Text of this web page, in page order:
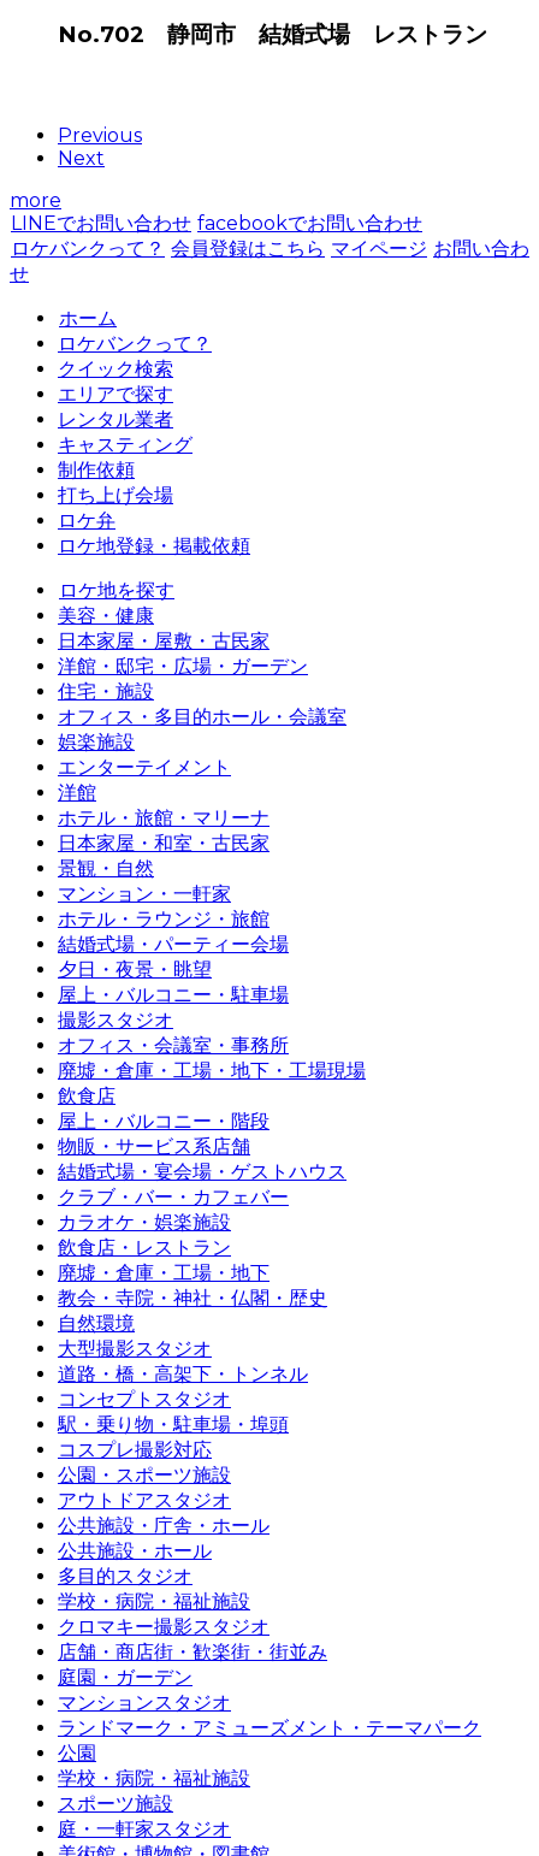
No.702 静岡市 結婚式場 レストラン
Previous
Next
more
LINEでお問い合わせ facebookでお問い合わせ
ロケバンクって？ 会員登録はこちら マイページ お問い合わ
せ
ホーム
ロケバンクって？
クイック検索
エリアで探す
レンタル業者
キャスティング
制作依頼
打ち上げ会場
ロケ弁
ロケ地登録・掲載依頼
ロケ地を探す
美容・健康
日本家屋・屋敷・古民家
洋館・邸宅・広場・ガーデン
住宅・施設
オフィス・多目的ホール・会議室
娯楽施設
エンターテイメント
洋館
ホテル・旅館・マリーナ
日本家屋・和室・古民家
景観・自然
マンション・一軒家
ホテル・ラウンジ・旅館
結婚式場・パーティー会場
夕日・夜景・眺望
屋上・バルコニー・駐車場
撮影スタジオ
オフィス・会議室・事務所
廃墟・倉庫・工場・地下・工場現場
飲食店
屋上・バルコニー・階段
物販・サービス系店舗
結婚式場・宴会場・ゲストハウス
クラブ・バー・カフェバー
カラオケ・娯楽施設
飲食店・レストラン
廃墟・倉庫・工場・地下
教会・寺院・神社・仏閣・歴史
自然環境
大型撮影スタジオ
道路・橋・高架下・トンネル
コンセプトスタジオ
駅・乗り物・駐車場・埠頭
コスプレ撮影対応
公園・スポーツ施設
アウトドアスタジオ
公共施設・庁舎・ホール
公共施設・ホール
多目的スタジオ
学校・病院・福祉施設
クロマキー撮影スタジオ
店舗・商店街・歓楽街・街並み
庭園・ガーデン
マンションスタジオ
ランドマーク・アミューズメント・テーマパーク
公園
学校・病院・福祉施設
スポーツ施設
庭・一軒家スタジオ